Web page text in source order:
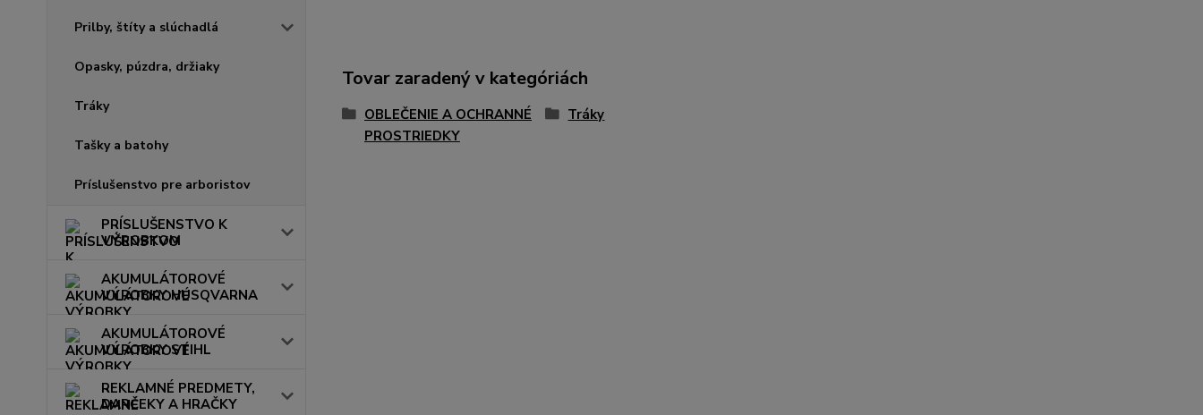
Prilby, štíty a slúchadlá
Opasky, púzdra, držiaky
Tráky
Tašky a batohy
Príslušenstvo pre arboristov
PRÍSLUŠENSTVO K
VÝROBKOM
AKUMULÁTOROVÉ
VÝROBKY HUSQVARNA
AKUMULÁTOROVÉ
VÝROBKY STIHL
REKLAMNÉ PREDMETY,
DARČEKY A HRAČKY
Tovar zaradený v kategóriách
OBLEČENIE A OCHRANNÉ
PROSTRIEDKY
Tráky